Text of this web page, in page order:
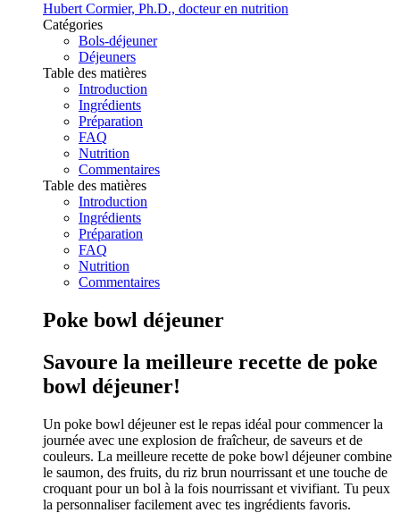
Hubert Cormier, Ph.D., docteur en nutrition
Catégories
Bols-déjeuner
Déjeuners
Table des matières
Introduction
Ingrédients
Préparation
FAQ
Nutrition
Commentaires
Table des matières
Introduction
Ingrédients
Préparation
FAQ
Nutrition
Commentaires
Poke bowl déjeuner
Savoure la meilleure recette de poke
bowl déjeuner!
Un poke bowl déjeuner est le repas idéal pour commencer la
journée avec une explosion de fraîcheur, de saveurs et de
couleurs. La meilleure recette de poke bowl déjeuner combine
le saumon, des fruits, du riz brun nourrissant et une touche de
croquant pour un bol à la fois nourrissant et vivifiant. Tu peux
la personnaliser facilement avec tes ingrédients favoris.